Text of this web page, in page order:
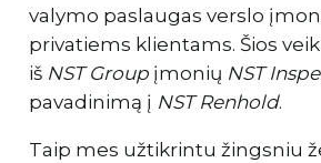
valymo paslaugas verslo
privatiems klientams. Šios
iš NST Groupįmonių NST
pavadinimą į NST Renhold.
Taip mes užtikrintu žingsniu